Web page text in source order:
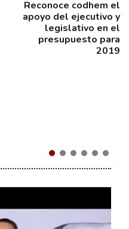
Reconoce codhem el
apoyo del ejecutivo y
legislativo en el
presupuesto para
2019